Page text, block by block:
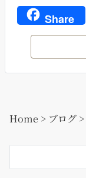
Share
Home > ブログ >